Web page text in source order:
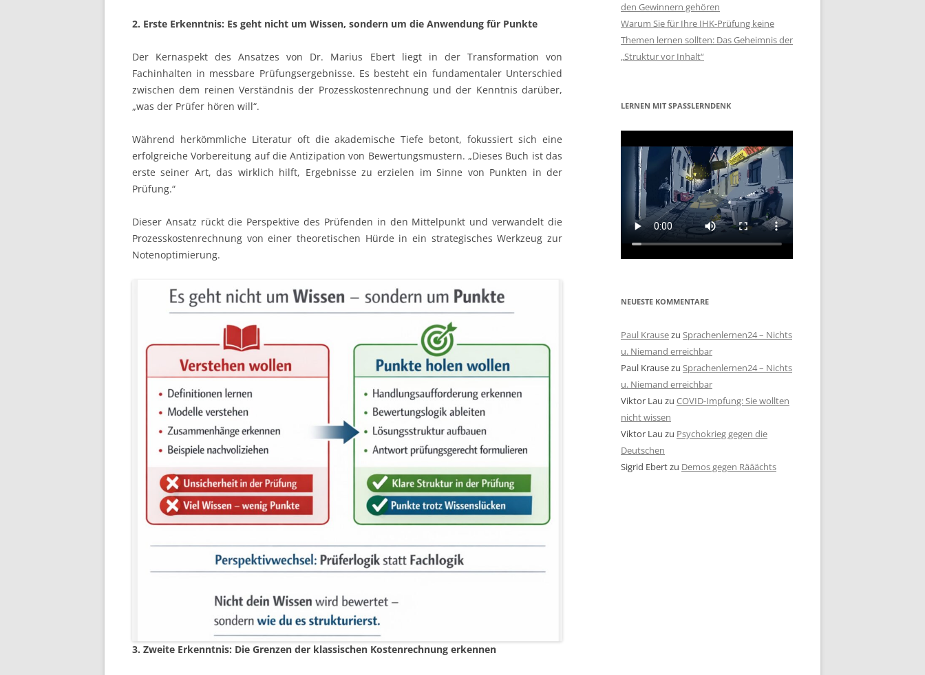
2. Erste Erkenntnis: Es geht nicht um Wissen, sondern um die Anwendung für Punkte
Der Kernaspekt des Ansatzes von Dr. Marius Ebert liegt in der Transformation von
Fachinhalten in messbare Prüfungsergebnisse. Es besteht ein fundamentaler Unterschied
zwischen dem reinen Verständnis der Prozesskostenrechnung und der Kenntnis darüber,
„was der Prüfer hören will“.
Während herkömmliche Literatur oft die akademische Tiefe betont, fokussiert sich eine
erfolgreiche Vorbereitung auf die Antizipation von Bewertungsmustern. „Dieses Buch ist das
erste seiner Art, das wirklich hilft, Ergebnisse zu erzielen im Sinne von Punkten in der
Prüfung.“
Dieser Ansatz rückt die Perspektive des Prüfenden in den Mittelpunkt und verwandelt die
Prozesskostenrechnung von einer theoretischen Hürde in ein strategisches Werkzeug zur
Notenoptimierung.
3. Zweite Erkenntnis: Die Grenzen der klassischen Kostenrechnung erkennen
den Gewinnern gehören
Warum Sie für Ihre IHK-Prüfung keine
Themen lernen sollten: Das Geheimnis der
„Struktur vor Inhalt“
LERNEN MIT SPASSLERNDENK
NEUESTE KOMMENTARE
Paul Krausezu Sprachenlernen24 – Nichts
u. Niemand erreichbar
Paul Krausezu Sprachenlernen24 – Nichts
u. Niemand erreichbar
Viktor Lau zu COVID-Impfung: Sie wollten
nicht wissen
Viktor Lau zu Psychokrieg gegen die
Deutschen
Sigrid Ebertzu Demos gegen Rääächts